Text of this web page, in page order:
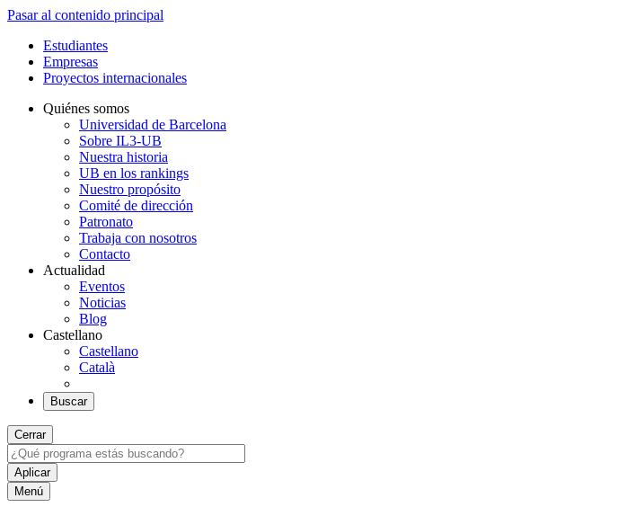
Pasar al contenido principal
Estudiantes
Empresas
Proyectos internacionales
Quiénes somos
Universidad de Barcelona
Sobre IL3-UB
Nuestra historia
UB en los rankings
Nuestro propósito
Comité de dirección
Patronato
Trabaja con nosotros
Contacto
Actualidad
Eventos
Noticias
Blog
Castellano
Castellano
Català
Buscar
Cerrar
Menú